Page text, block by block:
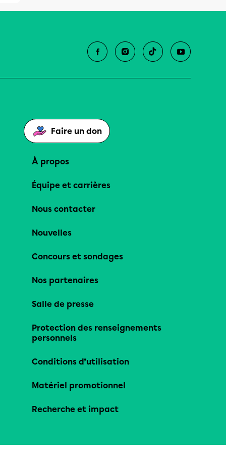
Faire un don
À propos
Équipe et carrières
Nous contacter
Nouvelles
Concours et sondages
Nos partenaires
Salle de presse
Protection des renseignements
personnels
Conditions d’utilisation
Matériel promotionnel
Recherche et impact